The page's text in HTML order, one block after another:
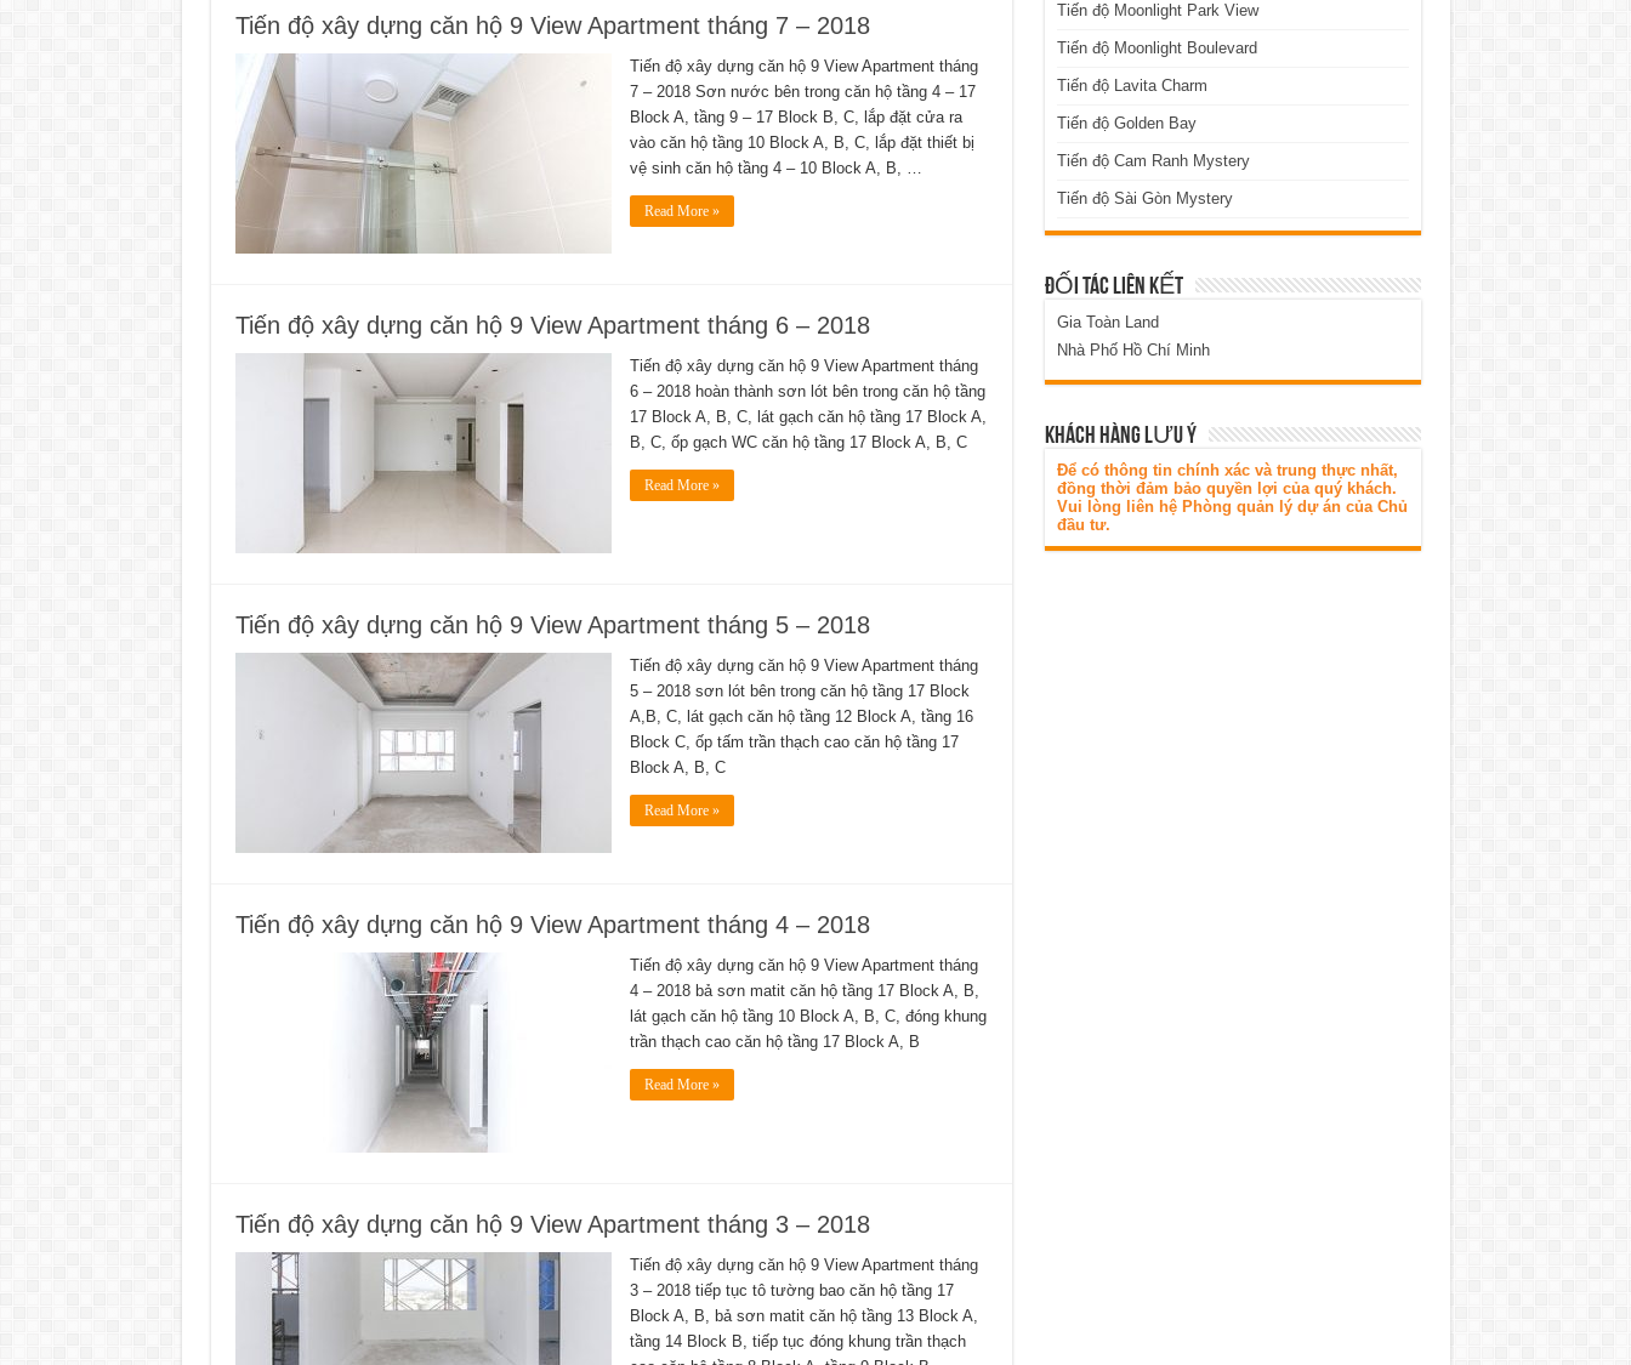
Tiến độ xây dựng căn hộ 9 View Apartment tháng 7 – 2018
Tiến độ xây dựng căn hộ 9 View Apartment tháng
7 – 2018 Sơn nước bên trong căn hộ tầng 4 – 17
Block A, tầng 9 – 17 Block B, C, lắp đặt cửa ra
vào căn hộ tầng 10 Block A, B, C, lắp đặt thiết bị
vệ sinh căn hộ tầng 4 – 10 Block A, B, …
Read More »
Tiến độ xây dựng căn hộ 9 View Apartment tháng 6 – 2018
Tiến độ xây dựng căn hộ 9 View Apartment tháng
6 – 2018 hoàn thành sơn lót bên trong căn hộ tầng
17 Block A, B, C, lát gạch căn hộ tầng 17 Block A,
B, C, ốp gạch WC căn hộ tầng 17 Block A, B, C
Read More »
Tiến độ xây dựng căn hộ 9 View Apartment tháng 5 – 2018
Tiến độ xây dựng căn hộ 9 View Apartment tháng
5 – 2018 sơn lót bên trong căn hộ tầng 17 Block
A,B, C, lát gạch căn hộ tầng 12 Block A, tầng 16
Block C, ốp tấm trần thạch cao căn hộ tầng 17
Block A, B, C
Read More »
Tiến độ xây dựng căn hộ 9 View Apartment tháng 4 – 2018
Tiến độ xây dựng căn hộ 9 View Apartment tháng
4 – 2018 bả sơn matit căn hộ tầng 17 Block A, B,
lát gạch căn hộ tầng 10 Block A, B, C, đóng khung
trần thạch cao căn hộ tầng 17 Block A, B
Read More »
Tiến độ xây dựng căn hộ 9 View Apartment tháng 3 – 2018
Tiến độ xây dựng căn hộ 9 View Apartment tháng
3 – 2018 tiếp tục tô tường bao căn hộ tầng 17
Block A, B, bả sơn matit căn hộ tầng 13 Block A,
tầng 14 Block B, tiếp tục đóng khung trần thạch
Tiến độ Moonlight Park View
Tiến độ Moonlight Boulevard
Tiến độ Lavita Charm
Tiến độ Golden Bay
Tiến độ Cam Ranh Mystery
Tiến độ Sài Gòn Mystery
ĐỐI TÁC LIÊN KẾT
Gia Toàn Land
Nhà Phố Hồ Chí Minh
KHÁCH HÀNG LƯU Ý
Để có thông tin chính xác và trung thực nhất,
đồng thời đảm bảo quyền lợi của quý khách.
Vui lòng liên hệ Phòng quản lý dự án của Chủ
đầu tư.